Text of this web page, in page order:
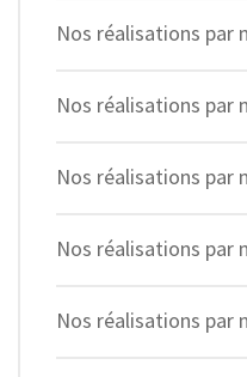
Nos réalisations par
Nos réalisations par
Nos réalisations par
Nos réalisations par
Nos réalisations par